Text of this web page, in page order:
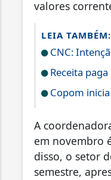
valores
LEIA TAMBÉM:
CNC:
Receita
Copom
A
em novembro
disso, o setor
semestre,